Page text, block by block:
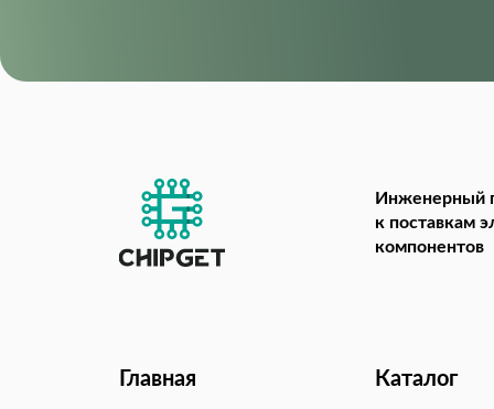
Инженерный
к поставкам
компонентов
Главная Каталог